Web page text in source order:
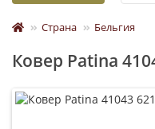
Страна Бельгия
Ковер Patina